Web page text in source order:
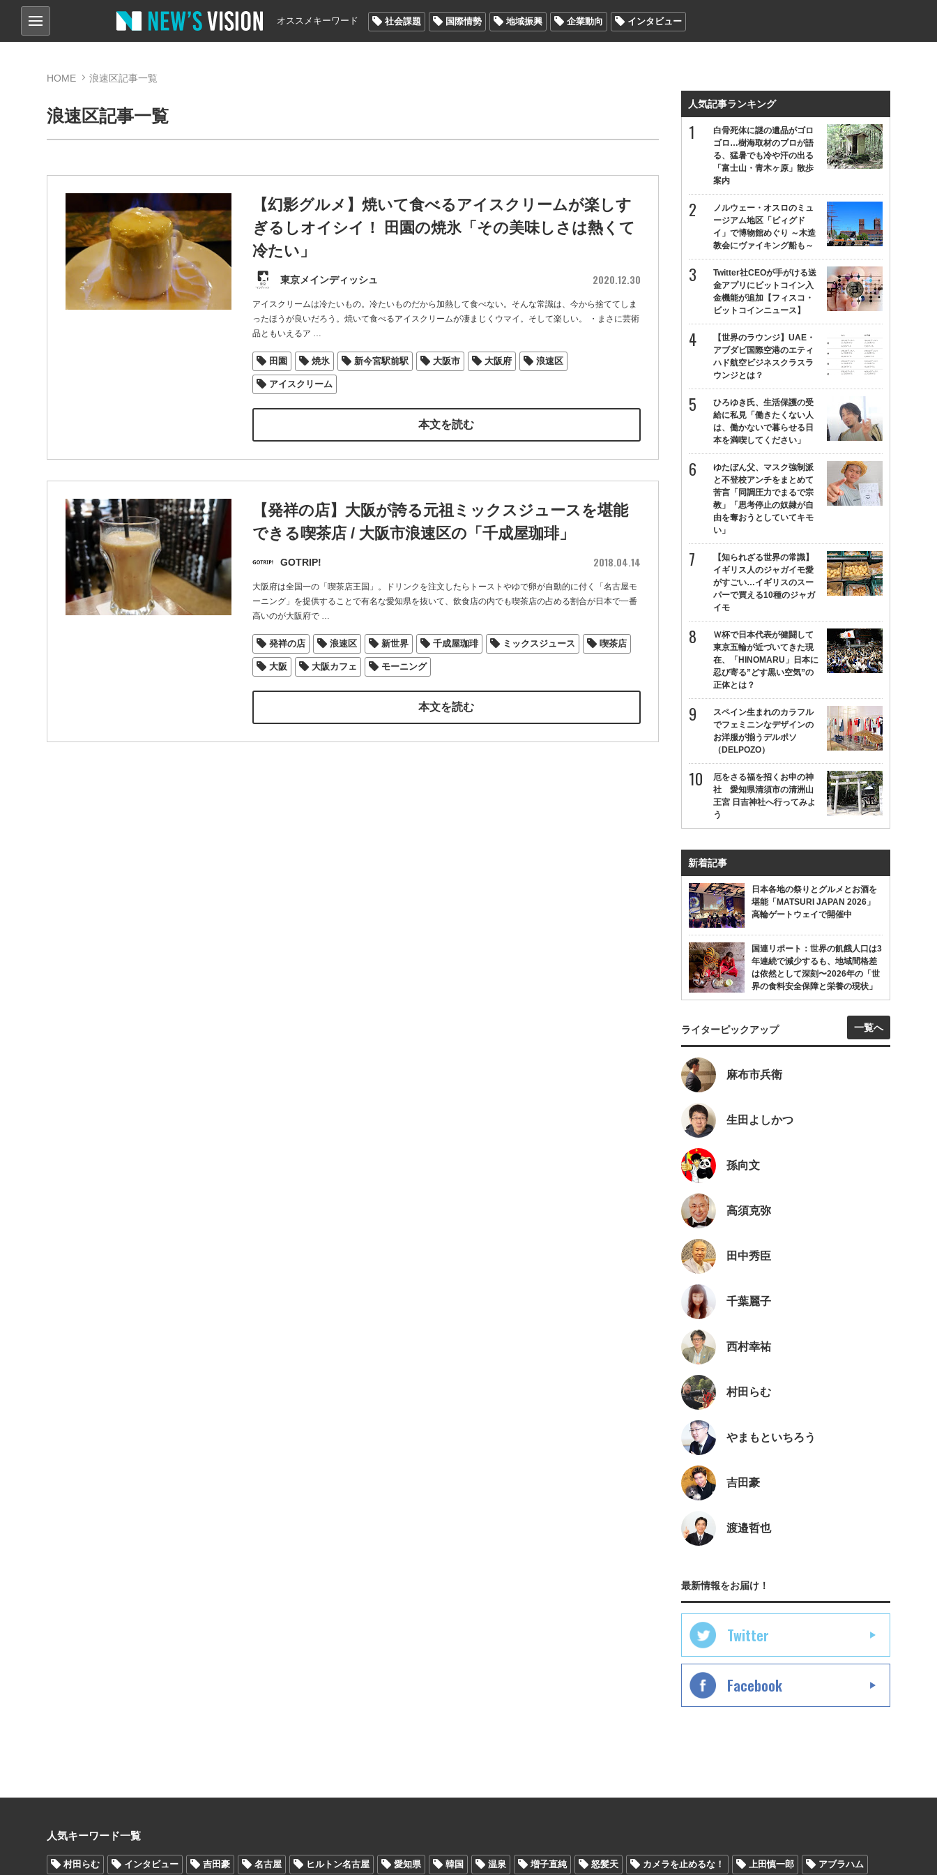
オススメキーワード 社会課題 国際情勢 地域振興 企業動向 インタビュー
HOME 浪速区記事一覧
浪速区記事一覧
【幻影グルメ】焼いて食べるアイスクリームが楽しす
ぎるしオイシイ！ 田園の焼氷「その美味しさは熱くて
冷たい」
東京メインディッシュ 2020.12.30
アイスクリームは冷たいもの。冷たいものだから加熱して食べない。そんな常識は、今から捨ててしま
ったほうが良いだろう。焼いて食べるアイスクリームが凄まじくウマイ。そして楽しい。 ・まさに芸術
品ともいえるア …
田園 焼氷 新今宮駅前駅 大阪市 大阪府 浪速区
アイスクリーム
本文を読む
【発祥の店】大阪が誇る元祖ミックスジュースを堪能
できる喫茶店 / 大阪市浪速区の「千成屋珈琲」
GOTRIP! 2018.04.14
大阪府は全国一の「喫茶店王国」。ドリンクを注文したらトーストやゆで卵が自動的に付く「名古屋モ
ーニング」を提供することで有名な愛知県を抜いて、飲食店の内でも喫茶店の占める割合が日本で一番
高いのが大阪府で…
発祥の店 浪速区 新世界 千成屋珈琲 ミックスジュース 喫茶店
大阪 大阪カフェ モーニング
本文を読む
人気記事ランキング
白骨死体に謎の遺品がゴロ
ゴロ…樹海取材のプロが語
る、猛暑でも冷や汗の出る
「富士山・青木ヶ原」散歩
案内
ノルウェー・オスロのミュ
ージアム地区「ビィグド
イ」で博物館めぐり ～木造
教会にヴァイキング船も～
Twitter社CEOが手がける送
金アプリにビットコイン入
金機能が追加【フィスコ・
ビットコインニュース】
【世界のラウンジ】UAE・
アブダビ国際空港のエティ
ハド航空ビジネスクラスラ
ウンジとは？
ひろゆき氏、生活保護の受
給に私見「働きたくない人
は、働かないで暮らせる日
本を満喫してください」
ゆたぼん父、マスク強制派
と不登校アンチをまとめて
苦言「同調圧力でまるで宗
教」「思考停止の奴隷が自
由を奪おうとしていてキモ
い」
【知られざる世界の常識】
イギリス人のジャガイモ愛
がすごい…イギリスのスー
パーで買える10種のジャガ
イモ
Ｗ杯で日本代表が健闘して
東京五輪が近づいてきた現
在、「HINOMARU」日本に
忍び寄る”どす黒い空気”の
正体とは？
スペイン生まれのカラフル
でフェミニンなデザインの
お洋服が揃うデルポソ
（DELPOZO）
厄をさる福を招くお申の神
社 愛知県清須市の清洲山
王宮 日吉神社へ行ってみよ
う
新着記事
日本各地の祭りとグルメとお酒を
堪能「MATSURI JAPAN 2026」
高輪ゲートウェイで開催中
国連リポート：世界の飢餓人口は3
年連続で減少するも、地域間格差
は依然として深刻〜2026年の「世
界の食料安全保障と栄養の現状」
ライターピックアップ 一覧へ
麻布市兵衛
生田よしかつ
孫向文
高須克弥
田中秀臣
千葉麗子
西村幸祐
村田らむ
やまもといちろう
吉田豪
渡邉哲也
最新情報をお届け！
Twitter
Facebook
人気キーワード一覧
村田らむ インタビュー 吉田豪 名古屋 ヒルトン名古屋 愛知県 韓国 温泉 増子直純 怒髪天 カメラを止めるな！ 上田慎一郎 アブラハム